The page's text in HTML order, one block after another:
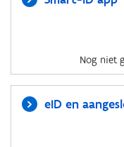
Nog niet
eID en